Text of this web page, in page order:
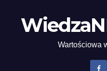
Wartościowa